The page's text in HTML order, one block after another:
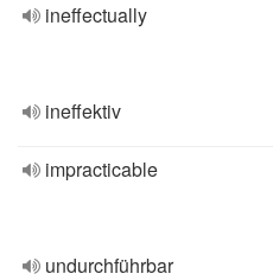
ineffectually
ineffektiv
impracticable
undurchführbar